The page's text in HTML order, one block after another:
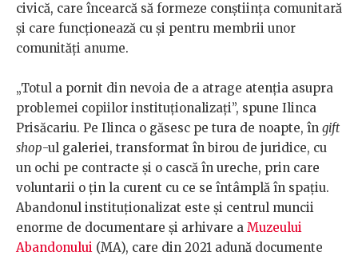
civică, care încearcă să formeze conștiința comunitară
și care funcționează cu și pentru membrii unor
comunități anume.
„Totul a pornit din nevoia de a atrage atenția asupra
problemei copiilor instituționalizați”, spune Ilinca
Prisăcariu. Pe Ilinca o găsesc pe tura de noapte, în gift
shop-ul galeriei, transformat în birou de juridice, cu
un ochi pe contracte și o cască în ureche, prin care
voluntarii o țin la curent cu ce se întâmplă în spațiu.
Abandonul instituționalizat este și centrul muncii
enorme de documentare și arhivare a Muzeului
Abandonului (MA), care din 2021 adună documente